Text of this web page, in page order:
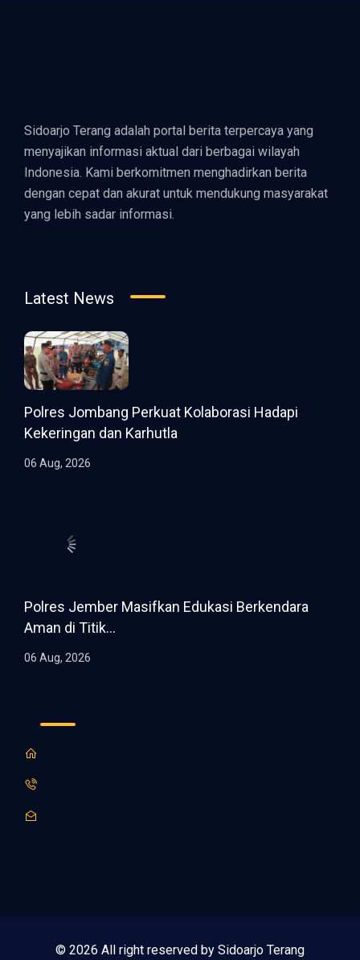
Sidoarjo Terang adalah portal berita terpercaya yang
menyajikan informasi aktual dari berbagai wilayah
Indonesia. Kami berkomitmen menghadirkan berita
dengan cepat dan akurat untuk mendukung masyarakat
yang lebih sadar informasi.
Latest News
Polres Jombang Perkuat Kolaborasi Hadapi
Kekeringan dan Karhutla
06 Aug, 2026
Polres Jember Masifkan Edukasi Berkendara
Aman di Titik...
06 Aug, 2026
© 2026 All right reserved by Sidoarjo Terang